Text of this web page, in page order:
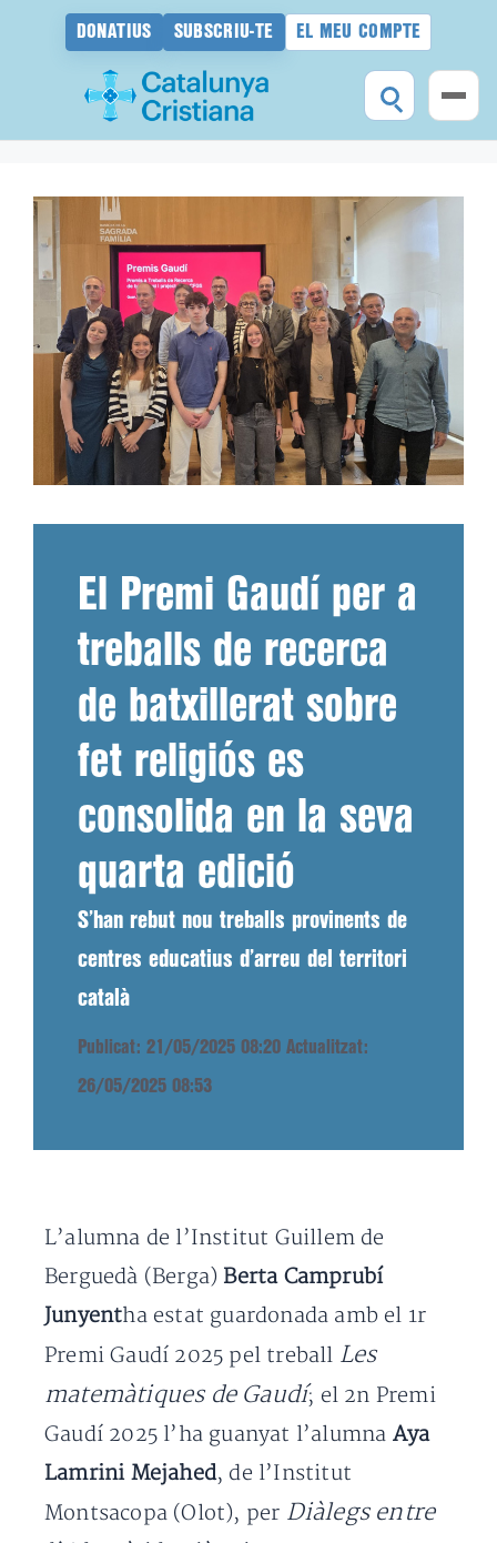
DONATIUS SUBSCRIU-TE EL MEU COMPTE
contingut
El Premi Gaudí per a
treballs de recerca
de batxillerat sobre
fet religiós es
consolida en la seva
quarta edició
S’han rebut nou treballs provinents de
centres educatius d’arreu del territori
català
Publicat: 21/05/2025 08:20 Actualitzat:
26/05/2025 08:53
L’alumna de l’Institut Guillem de
Berguedà (Berga) Berta Camprubí
Junyentha estat guardonada amb el 1r
Premi Gaudí 2025 pel treball Les
matemàtiques de Gaudí; el 2n Premi
Gaudí 2025 l’ha guanyat l’alumna Aya
Lamrini Mejahed, de l’Institut
Montsacopa (Olot), per Diàlegs entre